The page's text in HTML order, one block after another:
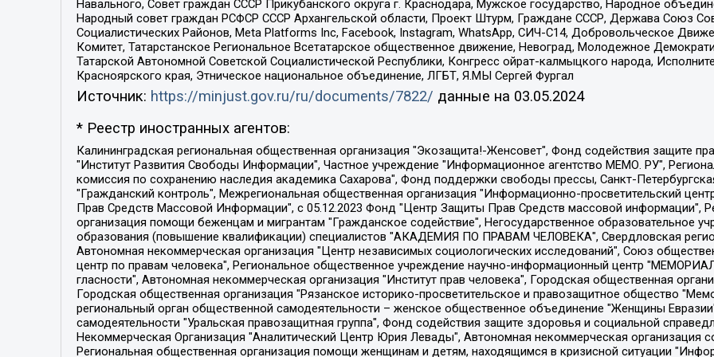
Навального, Совет граждан СССР Прикубанского округа г. Краснодара, Мужское государство, Народное
Народный совет граждан РСФСР СССР Архангельской области, Проект Штурм, Граждане СССР, Держава Союз
Социалистических Районов, Meta Platforms Inc, Facebook, Instagram, WhatsApp, СИЧ-С14, Добровольческое
Комитет, Татарстанское Региональное Всетатарское общественное движение, Невоград, Молодежное
Татарской Автономной Советской Социалистической Республики, Конгресс ойрат-калмыцкого народа,
Красноярского края, Этническое национальное объединение, ЛГБТ, Я.МЫ Сергей Фургал
Источник: https://minjust.gov.ru/ru/documents/7822/ данные на 03.05.2024
* Реестр иностранных агентов:
Калининградская региональная общественная организация "Экозащита!-Женсовет", Фонд содействия защите прав и свобод граждан "Общественный вердикт", Фонд "Институт Развития Свободы Информации", Частное учреждение "Информационное агентство МЕМО. РУ", Региональная общественная организация "Общественная комиссия по сохранению наследия академика Сахарова", Фонд поддержки свободы прессы, Санкт-Петербургская общественная правозащитная организация "Гражданский контроль", Межрегиональная общественная организация "Информационно-просветительский центр "Мемориал", Региональный Фонд "Центр Защиты Прав Средств Массовой Информации", с 05.12.2023 Фонд "Центр Защиты Прав Средств массовой информации", Региональная общественная благотворительная организация помощи беженцам и мигрантам "Гражданское содействие", Негосударственное образовательное учреждение дополнительного профессионального образования (повышение квалификации) специалистов "АКАДЕМИЯ ПО ПРАВАМ ЧЕЛОВЕКА", Свердловская региональная общественная организация "Сутяжник", Автономная некоммерческая организация "Центр независимых социологических исследований", Союз общественных объединений "Российский исследовательский центр по правам человека", Региональное общественное учреждение научно-информационный центр "МЕМОРИАЛ", Некоммерческая организация "Фонд защиты гласности", Автономная некоммерческая организация "Институт прав человека", Городская общественная организация "Екатеринбургское общество "МЕМОРИАЛ", Городская общественная организация "Рязанское историко-просветительское и правозащитное общество "Мемориал" (Рязанский Мемориал), Челябинский региональный орган общественной самодеятельности – женское общественное объединение "Женщины Евразии", Челябинский региональный орган общественной самодеятельности "Уральская правозащитная группа", Фонд содействия защите здоровья и социальной справедливости имени Андрея Рылькова, Автономная Некоммерческая Организация "Аналитический Центр Юрия Левады", Автономная некоммерческая организация социальной поддержки населения "Проект Апрель", Региональная общественная организация помощи женщинам и детям, находящимся в кризисной ситуации "Информационно-методический центр "Анна", Фонд содействия развитию массовых коммуникаций и правовому просвещению "Так-так-Так", Фонд содействия устойчивому развитию "Серебряная тайга", Свердловский региональный общественный фонд социальных проектов "Новое время", "Idel.Реалии", Кавказ.Реалии, Крым.Реалии, Телеканал Настоящее Время, Татаро-башкирская служба Радио Свобода (Azatliq Radiosi), Радио Свободная Европа/Радио Свобода (PCE/PC), "Сибирь.Реалии", "Фактограф", Благотворительный фонд помощи осужденным и их семьям, Автономная некоммерческая организация "Институт глобализации и социальных движений", Фонд "В защиту прав заключенных", Частное учреждение "Центр поддержки и содействия развитию средств массовой информации", Пензенский региональный общественный благотворительный фонд "Гражданский союз", "Север.Реалии", Некоммерческая организация Фонд "Правовая инициатива", Общество с ограниченной ответственностью "Радио Свободная Европа/Радио Свобода", Чешское информационное агентство "MEDIUM-ORIENT", Красноярская региональная общественная организация "Мы против СПИДа", Камалягин Денис Николаевич, Маркелов Сергей Евгеньевич, Пономарев Лев Александрович, Савицкая Людмила Алексеевна, Автономная некоммерческая организация "Центр по работе с проблемой насилия "НАСИЛИЮ.НЕТ", Межрегиональный профессиональный союз работников здравоохранения "Альянс врачей", Юридическое лицо, зарегистрированное в Латвийской Республике, SIA "Medusa Project" (регистрационный номер 40103797863, дата регистрации 10.06.2014), Некоммерческая организация "Фонд по борьбе с коррупцией", Автономная некоммерческая организация "Институт права и публичной политики", Баданин Роман Сергеевич, Гликин Максим Александрович, Железнова Мария Михайловна, Лукьянова Юлия Сергеевна, Маетная Елизавета Витальевна, Маняхин Петр Борисович, Чуракова Ольга Владимировна, Ярош Юлия Петровна, Юридическое лицо "The Insider SIA", зарегистрированное в Риге, Латвийская Республика (дата регистрации 26.06.2015), являющееся администратором доменного имени интернет-издания "The Insider SIA", https://theins.ru, Постернак Алексей Евгеньевич, Рубин Михаил Аркадьевич, Анин Роман Александрович, Юридическое лицо Istories fonds, зарегистрированное в Латвийской Республике (регистрационный номер 50008295751, дата регистрации 24.02.2020), Великовский Дмитрий Александрович, Долинина Ирина Николаевна, Мароховская Алеся Алексеевна, Шлейнов Роман Юрьевич, Шмагун Олеся Валентиновна, Общество с ограниченной ответственностью "Альтаир 2021", Общество с ограниченной ответственностью "Вега 2021", Общество с ограниченной ответственностью "Главный редактор 2021", Общество с ограниченной ответственностью "Ромашки монолит", Важенков Артем Валерьевич, Ивановская областная общественная организация "Центр гендерных исследований", Гурман Юрий Альбертович, Медиапроект "ОВД-Инфо", Егоров Владимир Владимирович, Жилинский Владимир Александрович, Общество с ограниченной ответственностью "ЗП", Иванова София Юрьевна, Карезина Инна Павловна, Кильтау Екатерина Викторовна, Петров Алексей Викторович, Пискунов Сергей Евгеньевич, Смирнов Сергей Сергеевич, Тихонов Михаил Сергеевич, Общество с ограниченной ответственностью "ЖУРНАЛИСТ-ИНОСТРАННЫЙ АГЕНТ", Арапова Галина Юрьевна, Вольтская Татьяна Анатольевна, Американская компания "Mason G.E.S. Anonymous Foundation" (США), являющаяся владельцем интернет-издания https://mnews.world/, Компания "Stichting Bellingcat", зарегистрированная в Нидерландах (дата регистрации 11.07.2018), Захаров Андрей Вячеславович, Клепиковская Екатерина Дмитриевна, Общество с ограниченной ответственностью "МЕМО", Перл Роман Александрович, Симонов Евгений Алексеевич, Соловьева Елена Анатольевна, Сотников Даниил Владимирович, Сурначева Елизавета Дмитриевна, Автономная некоммерческая организация по защите прав человека и информированию населения "Якутия – Наше Мнение", Общество с ограниченной ответственностью "Москоу диджитал медиа", с 26.01.2023 Общество с ограниченной ответственностью "Чайка Белые сады", Ветошкина Валерия Валерьевна, Заговора Максим Александрович, Межрегиональное общественное движение "Российская ЛГБТ - сеть", Оленичев Максим Владимирович, Павлов Иван Юрьевич, Скворцова Елена Сергеевна, Общество с ограниченной ответственностью "Как бы инагент", Кочетков Игорь Викторович, Общество с ограниченной ответственностью "Честные выборы", Еланчик Олег Александрович, Общество с ограниченной ответственностью "Нобелевский призыв", Гималова Регина Эмилевна, Григорьев Андрей Валерьевич, Григорьева Алина Александровна, Ассоциация по содействию защите прав призывников, альтернативнослужащих и военнослужащих "Правозащитная группа